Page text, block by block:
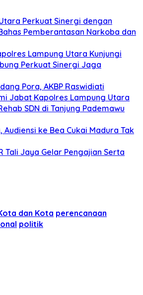
Perkuat Sinergi dengan
Pemberantasan Narkoba dan
Lampung Utara Kunjungi
Perkuat Sinergi Jaga
Pora, AKBP Raswidiati
Jabat Kapolres Lampung Utara
SDN di Tanjung Pademawu
Audiensi ke Bea Cukai Madura Tak
Tali Jaya Gelar Pengajian Serta
dan Kota perencanaan
politik